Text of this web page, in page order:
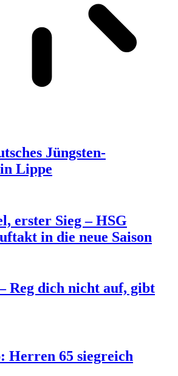
Jüngsten-
Lippe
erster Sieg – HSG
in die neue Saison
Reg dich nicht auf, gibt
Herren 65 siegreich